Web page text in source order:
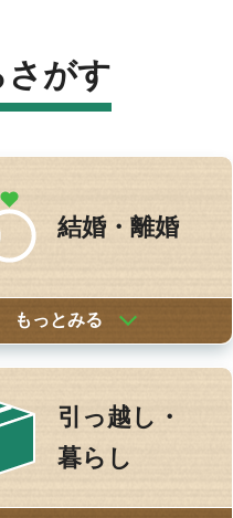
さがす
結婚・離婚
もっとみる
引っ越し・
暮らし